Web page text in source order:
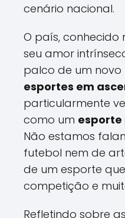
cenário nacional.
O país,
seu amor
palco de um novo
esportes em
particularmente
como um esporte
Não estamos
futebol nem de
de um esporte
competição e
Refletindo sobre as